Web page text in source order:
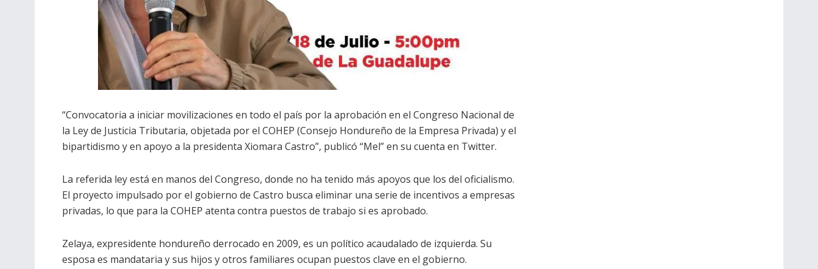
“Convocatoria a iniciar movilizaciones en todo el país por la aprobación en el Congreso Nacional de
la Ley de Justicia Tributaria, objetada por el COHEP (Consejo Hondureño de la Empresa Privada) y el
bipartidismo y en apoyo a la presidenta Xiomara Castro”, publicó “Mel” en su cuenta en Twitter.
La referida ley está en manos del Congreso, donde no ha tenido más apoyos que los del oficialismo.
El proyecto impulsado por el gobierno de Castro busca eliminar una serie de incentivos a empresas
privadas, lo que para la COHEP atenta contra puestos de trabajo si es aprobado.
Zelaya, expresidente hondureño derrocado en 2009, es un político acaudalado de izquierda. Su
esposa es mandataria y sus hijos y otros familiares ocupan puestos clave en el gobierno.